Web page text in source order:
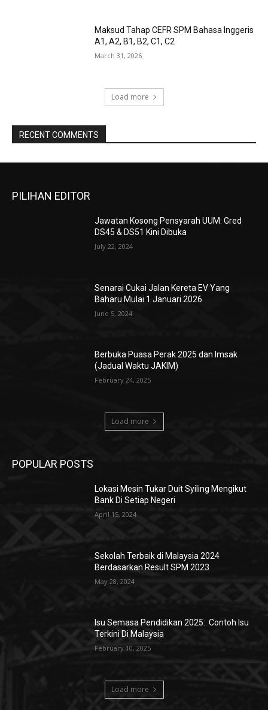
Maksud Tahap CEFR SPM Bahasa Inggeris
A1, A2, B1, B2, C1, C2
March 31, 2026
Load more
RECENT COMMENTS
PILIHAN EDITOR
Jawatan Kosong Pensyarah UUM: Gred
DS45 & DS51 Kini Dibuka
July 22, 2024
Senarai Cukai Jalan Kereta EV Yang
Baharu Mulai 1 Januari 2026
June 5, 2024
Berbuka Puasa Perak 2025 dan Imsak
(Jadual Waktu JAKIM)
February 24, 2025
Load more
POPULAR POSTS
Lokasi Mesin Tukar Duit Syiling Mengikut
Bank Di Setiap Negeri
April 15, 2024
Sekolah Terbaik di Malaysia 2024
Berdasarkan Result SPM 2023
May 28, 2024
Isu Semasa Pendidikan 2025: Contoh Isu
Terkini Di Malaysia
February 10, 2025
Load more